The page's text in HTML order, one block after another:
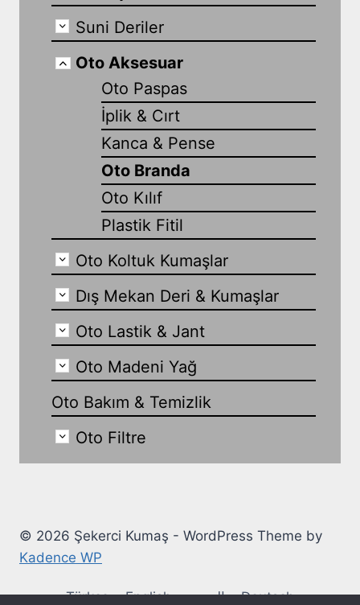
Suni Deriler
Oto Aksesuar
Oto Paspas
İplik & Cırt
Kanca & Pense
Oto Branda
Oto Kılıf
Plastik Fitil
Oto Koltuk Kumaşlar
Dış Mekan Deri & Kumaşlar
Oto Lastik & Jant
Oto Madeni Yağ
Oto Bakım & Temizlik
Oto Filtre
© 2026 Şekerci Kumaş - WordPress Theme by
Kadence WP
Türkçe English العربية Deutsch